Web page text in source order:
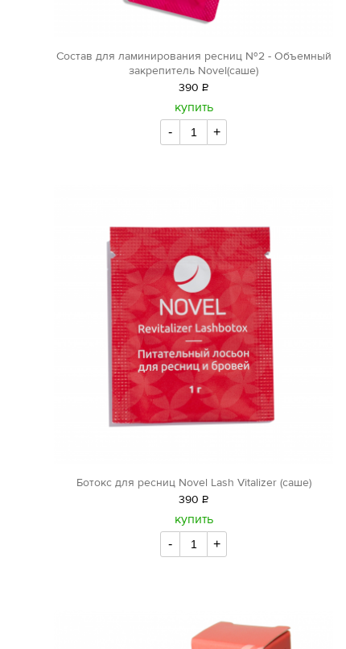
Состав для ламинирования ресниц №2 - Объемный
закрепитель Novel(саше)
390 Р
уб.
купить
- +
Ботокс для ресниц Novel Lash Vitalizer (саше)
390 Р
уб.
купить
- +